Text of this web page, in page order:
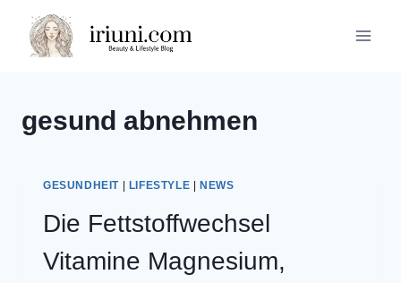
Inhalt
springen
gesund abnehmen
GESUNDHEIT| LIFESTYLE NEWS
Die Fettstoffwechsel
Vitamine Magnesium,